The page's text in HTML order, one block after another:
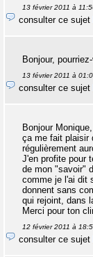
13 février 2011 à
consulter ce sujet
Bonjour,
13 février 2011 à
consulter ce sujet
Bonjour Monique,
ça me fait plaisir
régulièrement
J'en profite pour
de mon "savoir"
comme je l'ai dit
donnent sans
qui rejoint, dans
Merci pour ton
12 février 2011 à
consulter ce sujet